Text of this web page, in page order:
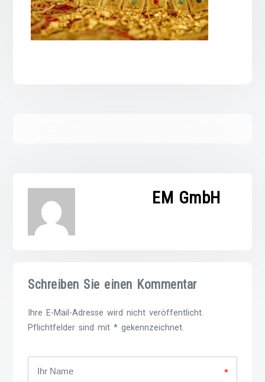
EM GmbH
Schreiben Sie einen Kommentar
Ihre E-Mail-Adresse wird nicht veröffentlicht.
Pflichtfelder sind mit * gekennzeichnet.
*